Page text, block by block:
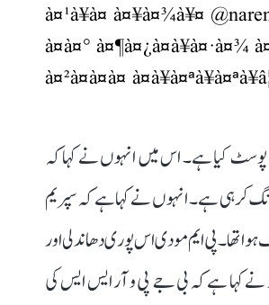
à¤¹à¥à¤ à¤¥à¤¾à¥¤
à¤à¤° à¤¶à¤¿à¤à¥à¤·à¤¾
à¤²à¤à¤­à¤ à¤à¥à¤ªà¥à¤ªà¥â¦
کیا ہے۔ اس میں انہوں نے کہا کہ
کرہی ہے۔ انہوں نے کہا ہے کہ سپریم
تھا۔ پی ایم مودی اس پوری دھاندلی اور
نے کہا ہے کہ بی جے پی و آر ایس ایس کی